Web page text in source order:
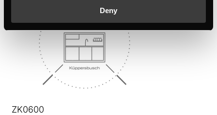
Deny
ZK0600